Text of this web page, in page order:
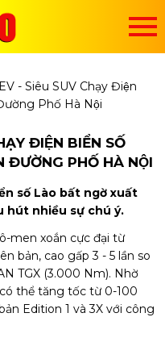
- Siêu SUV Chạy Điện
Phố Hà Nội
ĐIỆN BIỂN SỐ
ĐƯỜNG PHỐ HÀ NỘI
số Lào bất ngờ xuất
hút nhiều sự chú ý.
men xoắn cực đại từ
bản, cao gấp 3 - 5 lần so
TGX (3.000 Nm). Nhờ
thể tăng tốc từ 0-100
Edition 1 và 3X với công